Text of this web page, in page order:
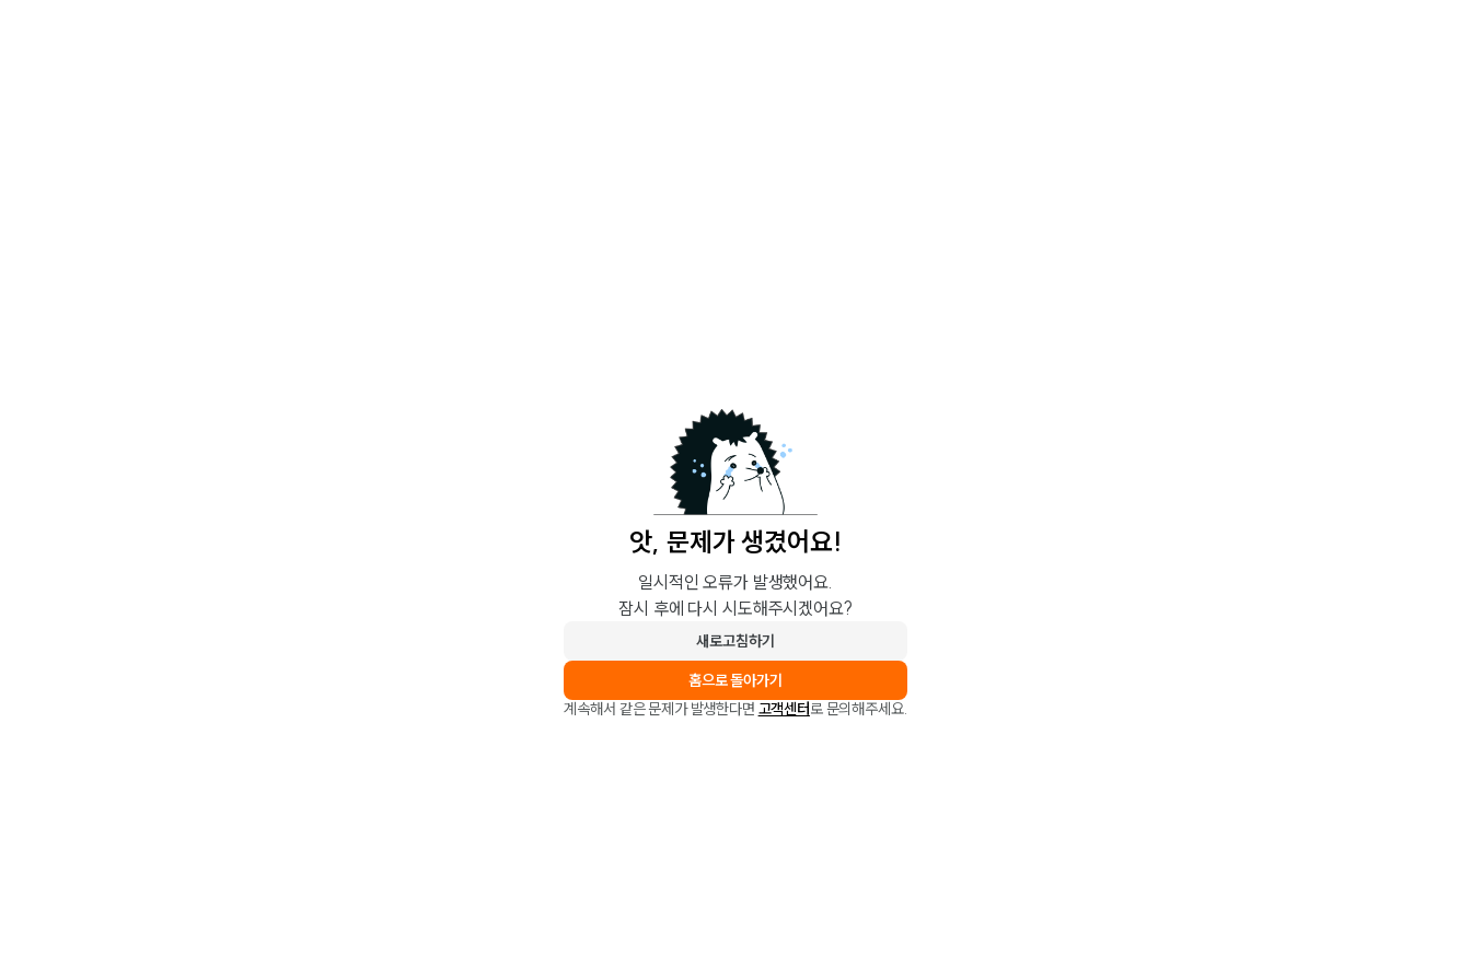
앗, 문제가 생겼어요!
일시적인 오류가 발생했어요.
잠시 후에 다시 시도해주시겠어요?
새로고침하기
홈으로 돌아가기
계속해서 같은 문제가 발생한다면 고객센터로 문의해주세요.